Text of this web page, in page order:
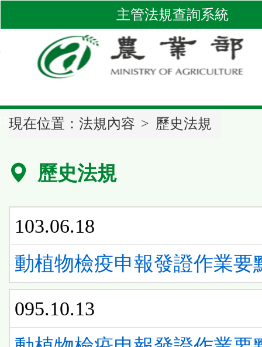
到
區
塊
主管法規查詢系統
現在位置： 法規內容 歷史法規
歷史法規
103.06.18
動植物檢疫申報發證作業要
095.10.13